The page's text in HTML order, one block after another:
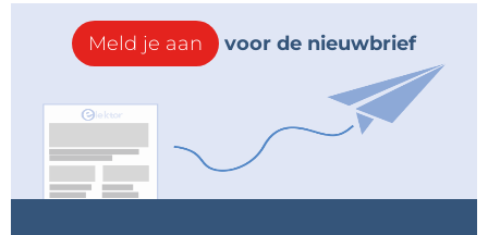
Meld je aan voor de nieuwbrief